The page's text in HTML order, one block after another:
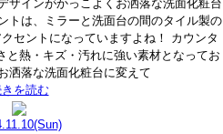
ザインがかっこよくお洒落な洗面化粧台
トは、ミラーと洗面台の間のタイル製の
セントになっていますよね！ カウンタ
と熱・キズ・汚れに強い素材となってお
洒落な洗面化粧台に変えて
を読む
(Sun)